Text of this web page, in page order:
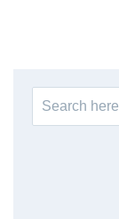
Search
for: